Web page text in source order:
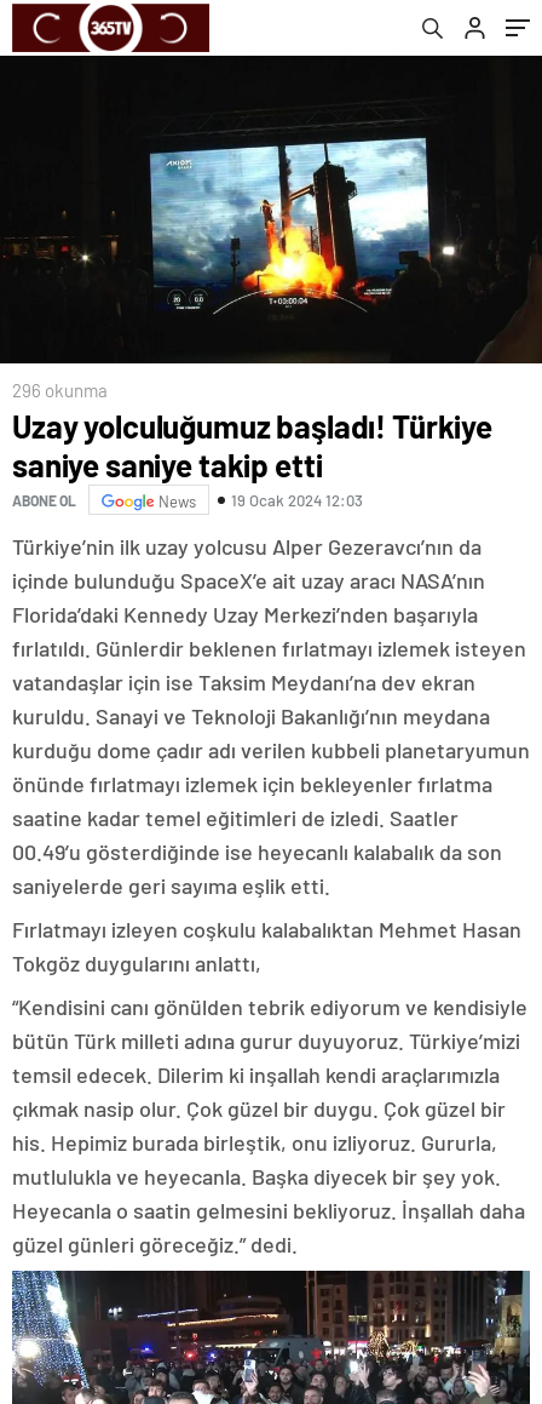
296 okunma
Uzay yolculuğumuz başladı! Türkiye
saniye saniye takip etti
ABONE OL News 19 Ocak 2024 12:03
Türkiye’nin ilk uzay yolcusu Alper Gezeravcı’nın da
içinde bulunduğu SpaceX’e ait uzay aracı NASA’nın
Florida’daki Kennedy Uzay Merkezi’nden başarıyla
fırlatıldı. Günlerdir beklenen fırlatmayı izlemek isteyen
vatandaşlar için ise Taksim Meydanı’na dev ekran
kuruldu. Sanayi ve Teknoloji Bakanlığı’nın meydana
kurduğu dome çadır adı verilen kubbeli planetaryumun
önünde fırlatmayı izlemek için bekleyenler fırlatma
saatine kadar temel eğitimleri de izledi. Saatler
00.49’u gösterdiğinde ise heyecanlı kalabalık da son
saniyelerde geri sayıma eşlik etti.
Fırlatmayı izleyen coşkulu kalabalıktan Mehmet Hasan
Tokgöz duygularını anlattı,
“Kendisini canı gönülden tebrik ediyorum ve kendisiyle
bütün Türk milleti adına gurur duyuyoruz. Türkiye’mizi
temsil edecek. Dilerim ki inşallah kendi araçlarımızla
çıkmak nasip olur. Çok güzel bir duygu. Çok güzel bir
his. Hepimiz burada birleştik, onu izliyoruz. Gururla,
mutlulukla ve heyecanla. Başka diyecek bir şey yok.
Heyecanla o saatin gelmesini bekliyoruz. İnşallah daha
güzel günleri göreceğiz.” dedi.